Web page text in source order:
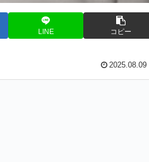
LINE コピー
2025.08.09